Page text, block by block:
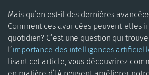
Mais qu’en est-il des dernières
Comment ces avancées peuvent-elles
quotidien? C’est une question qui
l’importance des intelligences
lisant cet article, vous découvrirez
en matière d’IA peuvent améliorer